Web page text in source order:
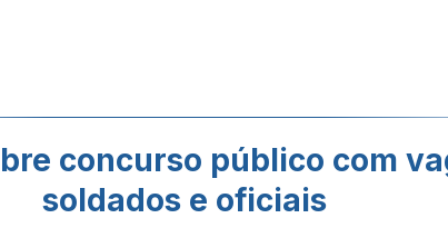
concurso público com
soldados e oficiais